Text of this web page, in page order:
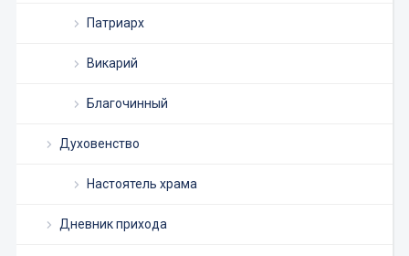
Патриарх
Викарий
Благочинный
Духовенство
Настоятель храма
Дневник прихода